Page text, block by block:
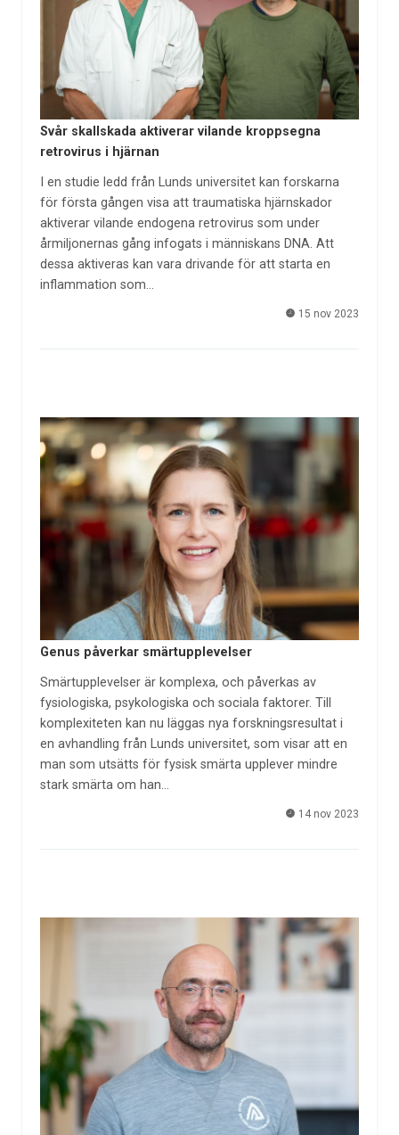
Svår skallskada aktiverar vilande kroppsegna
retrovirus i hjärnan
I en studie ledd från Lunds universitet kan forskarna
för första gången visa att traumatiska hjärnskador
aktiverar vilande endogena retrovirus som under
årmiljonernas gång infogats i människans DNA. Att
dessa aktiveras kan vara drivande för att starta en
inflammation som…
15 nov 2023
Genus påverkar smärtupplevelser
Smärtupplevelser är komplexa, och påverkas av
fysiologiska, psykologiska och sociala faktorer. Till
komplexiteten kan nu läggas nya forskningsresultat i
en avhandling från Lunds universitet, som visar att en
man som utsätts för fysisk smärta upplever mindre
stark smärta om han…
14 nov 2023